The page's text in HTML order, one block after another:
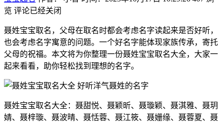
览 评论已经关闭
聂姓宝宝取名，父母在取名时都会考虑名字读起来是否好听，
也会考虑名字寓意的问题。一个好名字能体现家族传承，寄托
父母的祝福。本文将为你整理一份聂姓宝宝取名大全，大家一
起来看看，助你轻松找到理想的名字。
聂姓宝宝取名大全：聂甜悦、聂颖昕、聂璇颖、聂淇雅、聂玥
婧、聂梓璇、聂波晴、聂恬蓉、聂江筱、聂姗缘、聂蓉夏、聂